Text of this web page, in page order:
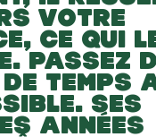
VOTRE
CE QUI
PASSEZ
TEMPS
SES
ANNÉES